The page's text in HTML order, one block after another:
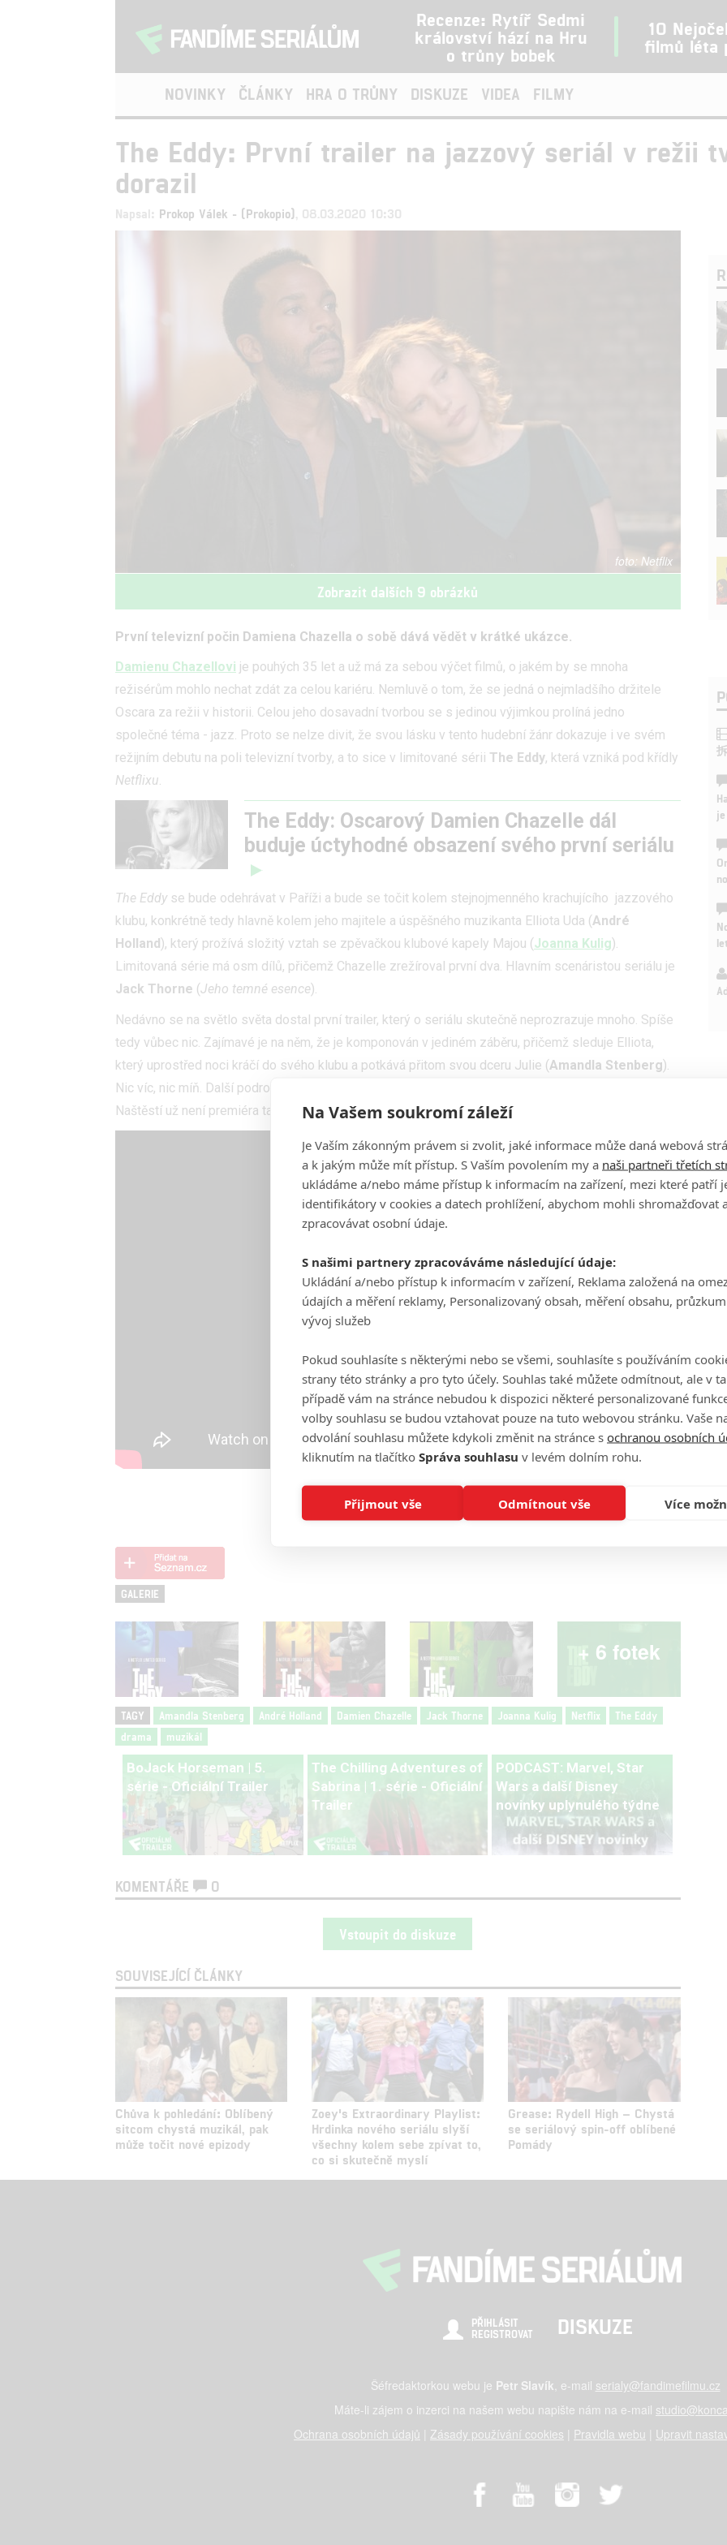
Recenze: Rytíř Sedmi
království hází na Hru
o trůny bobek
10
filmů léta
NOVINKY ČLÁNKY HRA O TRŮNY DISKUZE VIDEA FILMY
The Eddy: První trailer na jazzový seriál v režii
dorazil
Napsal: Prokop Válek - (Prokopio) , 08.03.2020 10:30
Netflix
Zobrazit dalších 9 obrázků
První televizní počin Damiena Chazella o sobě dává vědět v krátké ukázce.
Damienu Chazellovi je pouhých 35 let a už má za sebou výčet filmů, o jakém by se mnoha
režisérům mohlo nechat zdát za celou kariéru. Nemluvě o tom, že se jedná o nejmladšího držitele
Oscara za režii v historii. Celou jeho dosavadní tvorbou se s jedinou výjimkou prolíná jedno
společné téma - jazz. Proto se nelze divit, že svou lásku v tento hudební žánr dokazuje i ve svém
režijním debutu na poli televizní tvorby, a to sice v limitované sérii The Eddy, která vzniká pod křídly
Netflixu.
The Eddy: Oscarový Damien Chazelle dál
buduje úctyhodné obsazení svého první seriálu
The Eddy se bude odehrávat v Paříži a bude se točit kolem stejnojmenného krachujícího jazzového
klubu, konkrétně tedy hlavně kolem jeho majitele a úspěšného muzikanta Elliota Uda (André
Holland ), který prožívá složitý vztah se zpěvačkou klubové kapely Majou (Joanna Kulig).
Limitovaná série má osm dílů, přičemž Chazelle zrežíroval první dva. Hlavním scenáristou seriálu je
Jack Thorne (Jeho temné esence).
Nedávno se na světlo světa dostal první trailer, který o seriálu skutečně neprozrazuje mnoho. Spíše
tedy vůbec nic. Zajímavé je na něm, že je komponován v jediném záběru, přičemž sleduje Elliota,
který uprostřed noci kráčí do svého klubu a potkává přitom svou dceru Julie (Amandla Stenberg).
Nic víc, nic míň. Další podrobnosti se o slibně vypadajícím projektu nejspíše dozvíme až později.
Naštěstí už není premiéra tak daleko. The Eddyse na Netflixu objeví už
Zdroj:ScreenRant
Foto: Netflix
GALERIE
+ 6 fotek
TAGY Amandla Stenberg André Holland Damien Chazelle Jack Thorne Joanna Kulig Netflix
The Eddy
drama
muzikál
BoJack Horseman | 5.
série - Oficiální Trailer
The Chilling Adventures of
Sabrina | 1. série - Oficiální
Trailer
PODCAST: Marvel, Star
Wars a další Disney
novinky uplynulého týdne
KOMENTÁŘE 0
Vstoupit do diskuze
SOUVISEJÍCÍ ČLÁNKY
Chůva k pohledání: Oblíbený
sitcom chystá muzikál, pak
může točit nové epizody
Zoey's Extraordinary Playlist:
Hrdinka nového seriálu slyší
všechny kolem sebe zpívat to,
co si skutečně myslí
Grease: Rydell High – Chystá
se seriálový spin-off oblíbené
Pomády
PŘIHLÁSIT
REGISTROVAT
DISKUZE
Šéfredaktorkou webu je Petr Slavík , e-mail serialy@fandimefilmu.cz
Máte-li zájem o inzerci na našem webu napište nám na e-mail
Ochrana osobních údajů
Zásady používání cookies Pravidla webu Upravit
Na Vašem soukromí záleží
Je Vaším zákonným právem si zvolit, jaké informace může daná webová
a k jakým může mít přístup. S Vaším povolením my a naši partneři třetích
ukládáme a/nebo máme přístup k informacím na zařízení, mezi které patří
identifikátory v cookies a datech prohlížení, abychom mohli shromažďovat
zpracovávat osobní údaje.
S našimi partnery zpracováváme následující údaje:
Ukládání a/nebo přístup k informacím v zařízení, Reklama založená na
údajích a měření reklamy, Personalizovaný obsah, měření obsahu,
vývoj služeb
Pokud souhlasíte s některými nebo se všemi, souhlasíte s používáním
strany této stránky a pro tyto účely. Souhlas také můžete odmítnout, ale v
případě vám na stránce nebudou k dispozici některé personalizované
volby souhlasu se budou vztahovat pouze na tuto webovou stránku. Vaše
odvolání souhlasu můžete kdykoli změnit na stránce s ochranou osobních
kliknutím na tlačítko Správa souhlasu v levém dolním rohu.
Přijmout vše Odmítnout vše Více